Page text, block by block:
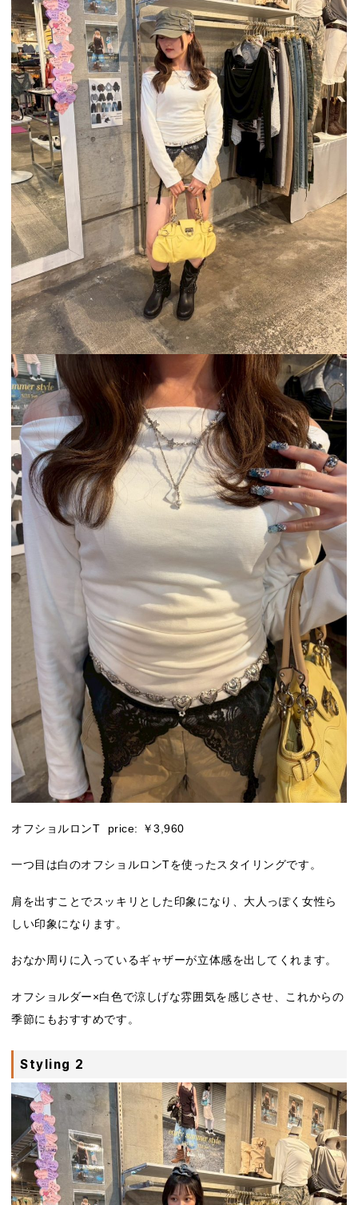
オフショルロンT price: ￥3,960
一つ目は白のオフショルロンTを使ったスタイリングです。
肩を出すことでスッキリとした印象になり、大人っぽく女性ら
しい印象になります。
おなか周りに入っているギャザーが立体感を出してくれます。
オフショルダー×白色で涼しげな雰囲気を感じさせ、これからの
季節にもおすすめです。
Styling 2